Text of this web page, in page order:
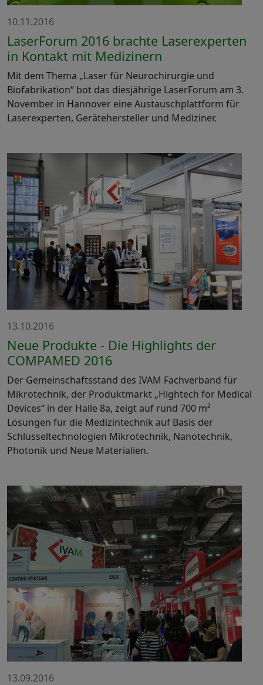
10.11.2016
LaserForum 2016 brachte Laserexperten
in Kontakt mit Medizinern
Mit dem Thema „Laser für Neurochirurgie und
Biofabrikation“ bot das diesjährige LaserForum am 3.
November in Hannover eine Austauschplattform für
Laserexperten, Gerätehersteller und Mediziner.
13.10.2016
Neue Produkte - Die Highlights der
COMPAMED 2016
Der Gemeinschaftsstand des IVAM Fachverband für
Mikrotechnik, der Produktmarkt „Hightech for Medical
Devices“ in der Halle 8a, zeigt auf rund 700 m²
Lösungen für die Medizintechnik auf Basis der
Schlüsseltechnologien Mikrotechnik, Nanotechnik,
Photonik und Neue Materialien.
13.09.2016